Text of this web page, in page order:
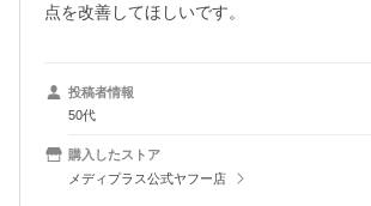
点を改善してほしいです。
投稿者情報
50代
購入したストア
メディプラス公式ヤフー店